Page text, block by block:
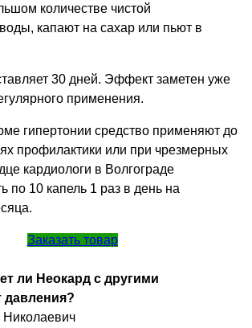
количестве чистой
капают на сахар или пьют в
30 дней. Эффект заметен уже
применения.
гипертонии средство применяют до
профилактики или при чрезмерных
кардиологи в Волгограде
по 10 капель 1 раз в день на
Заказать товар
ли Неокард с другими
давления?